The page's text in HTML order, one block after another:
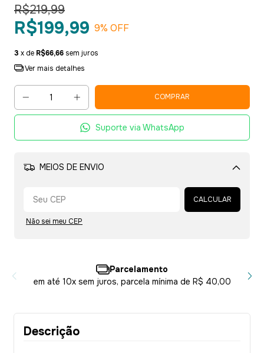
R$219,99
R$199,99 9% OFF
3 x de R$66,66 sem juros
Ver mais detalhes
Suporte via WhatsApp
MEIOS DE ENVIO
Alterar CEP
CALCULAR
Não sei meu CEP
Parcelamento
em até 10x sem juros, parcela mínima de R$ 40,00
Descrição